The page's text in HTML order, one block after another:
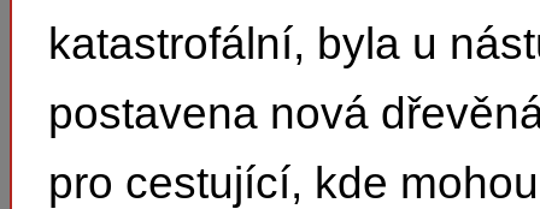
katastrofální, byla u
postavena nová
pro cestující, kde